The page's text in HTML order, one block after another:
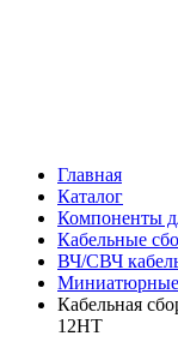
Главная
Каталог
Компоненты
Кабельные
ВЧ/СВЧ
Кабельная
12HT